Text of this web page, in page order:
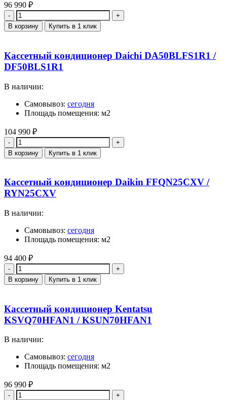
96 990 ₽
Количество
В корзину Купить в 1 клик
Кассетный кондиционер Daichi DA50BLFS1R1 /
DF50BLS1R1
В наличии:
Самовывоз: сегодня
Площадь помещения: м2
104 990 ₽
Количество
В корзину Купить в 1 клик
Кассетный кондиционер Daikin FFQN25CXV /
RYN25CXV
В наличии:
Самовывоз: сегодня
Площадь помещения: м2
94 400 ₽
Количество
В корзину Купить в 1 клик
Кассетный кондиционер Kentatsu
KSVQ70HFAN1 / KSUN70HFAN1
В наличии:
Самовывоз: сегодня
Площадь помещения: м2
96 990 ₽
Количество